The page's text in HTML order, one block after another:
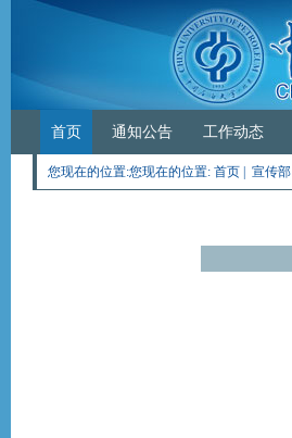
首页 通知公告 工作动态
您现在的位置:您现在的位置: 首页 宣传部